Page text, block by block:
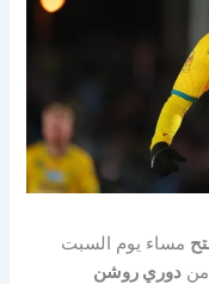
مساء يوم السبت
مندوري روشن